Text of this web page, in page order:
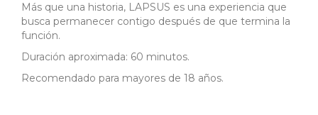
Más que una historia, LAPSUS es una experiencia que
busca permanecer contigo después de que termina la
función.
Duración aproximada: 60 minutos.
Recomendado para mayores de 18 años.